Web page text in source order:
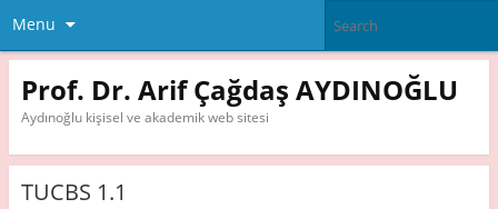
Menu
Prof. Dr. Arif Çağdaş AYDINOĞLU
Aydınoğlu kişisel ve akademik web sitesi
TUCBS 1.1